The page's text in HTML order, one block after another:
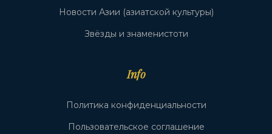
Новости Азии (азиатской культуры)
Звёзды и знаменистоти
Info
Политика конфиденциальности
Пользовательское соглашение